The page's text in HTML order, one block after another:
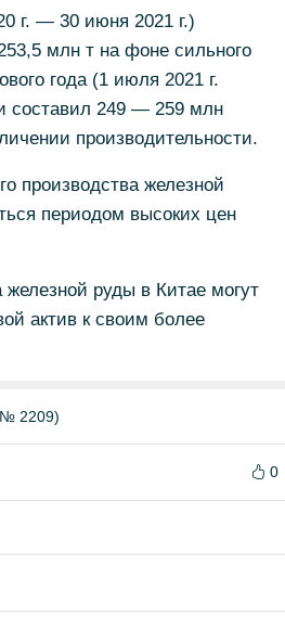
г. — 30 июня 2021 г.)
млн т на фоне сильного
года (1 июля 2021 г.
составил 249 — 259 млн
производительности.
производства железной
периодом высоких цен
руды в Китае могут
актив к своим более
№ 2209)
0